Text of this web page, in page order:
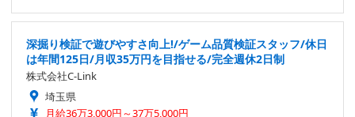
深掘り検証で遊びやすさ向上!/ゲーム品質検証スタッフ/休日
は年間125日/月収35万円を目指せる/完全週休2日制
株式会社C-Link
埼玉県
月給36万3,000円～37万5,000円